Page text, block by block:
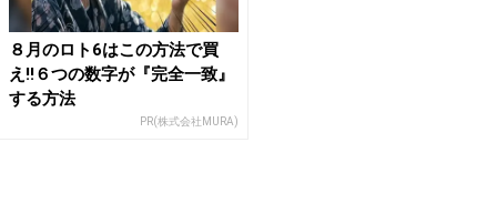
８月のロト6はこの方法で買
え!!６つの数字が『完全一致』
する方法
PR(株式会社MURA)